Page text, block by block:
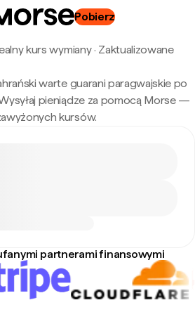
Pobierz
kurs wymiany· Zaktualizowane
warte guarani paragwajskie po
pieniądze za pomocą Morse —
kursów.
partnerami finansowymi